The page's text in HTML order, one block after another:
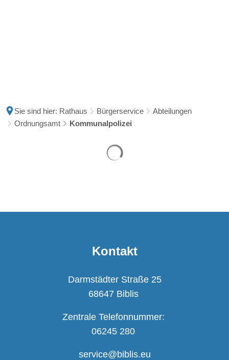
Sie sind hier: Rathaus Bürgerservice
Abteilungen
Ordnungsamt
Kommunalpolizei
Kommunalpolizei
Kontakt
Darmstädter Straße 25
68647 Biblis
Zentrale Telefonnummer:
06245 280
service@biblis.eu